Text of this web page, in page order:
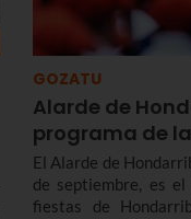
GOZATU
Alarde de
programa de
El Alarde de
de septiembre, es
fiestas de